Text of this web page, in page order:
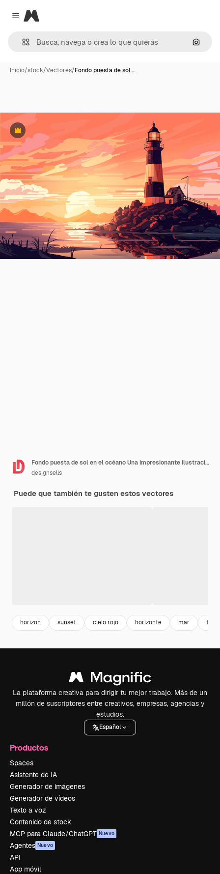
Close menu
Magnific
Inicio/stock/Vectores/Fondo puesta de sol …
Premium
Fondo puesta de sol en el océano Una impresionante ilustración que captura los cálidos tonos de una puesta de sol cerca de un faro Ilustración vectorial
designsells
Puede que también te gusten estos vectores
horizon sunset cielo rojo horizonte mar
La plataforma creativa para dirigir tu mejor trabajo. Más de un
millón de suscriptores entre creativos, empresas, agencias y
estudios.
Español
Productos
Spaces
Asistente de IA
Generador de imágenes
Generador de vídeos
Texto a voz
Contenido de stock
MCP para Claude/ChatGPT Nuevo
Agentes Nuevo
API
App móvil